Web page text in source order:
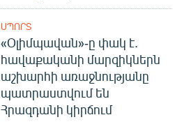
ՍՊՈՐՏ
«Օլիմպավան»-ը փակ է.
հավաքականի մարզիկներն
աշխարհի առաջնությանը
պատրաստվում են
Հրազդանի կիրճում